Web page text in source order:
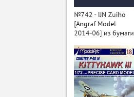
№742 - IJN Zuiho
[Angraf Model
2014-06] из бумаги